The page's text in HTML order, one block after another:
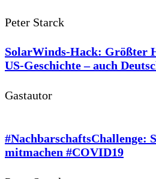
Peter Starck
SolarWinds-Hack: Größter
US-Geschichte – auch
Gastautor
#NachbarschaftsChallenge:
mitmachen #COVID19